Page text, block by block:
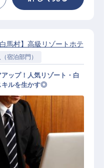
宿泊部門）
ネージャー│ハイ
馬村】高級リゾートホテ
ップ！人気リゾート・白
キルを生かす◎